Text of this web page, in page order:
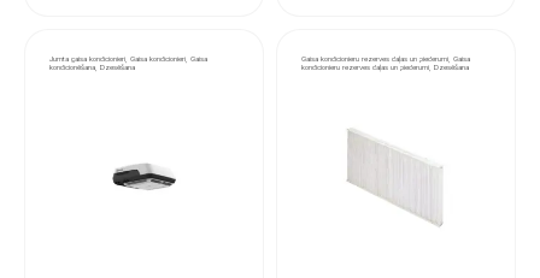
Jumta gaisa kondicionieri, Gaisa kondicionieri, Gaisa
kondicionēšana, Dzesēšana
Gaisa kondicionieru rezerves daļas un piederumi, Gaisa
kondicionieru rezerves daļas un piederumi, Dzesēšana